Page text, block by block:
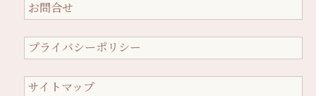
お問合せ
プライバシーポリシー
サイトマップ